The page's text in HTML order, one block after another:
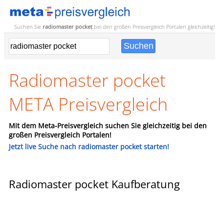
Suchen Sie radiomaster pocket bei den großen Preisvergleich Portalen gleichzeitig!
Radiomaster pocket
META Preisvergleich
Mit dem Meta-Preisvergleich suchen Sie gleichzeitig bei den
großen Preisvergleich Portalen!
Jetzt live Suche nach radiomaster pocket starten!
Radiomaster pocket Kaufberatung